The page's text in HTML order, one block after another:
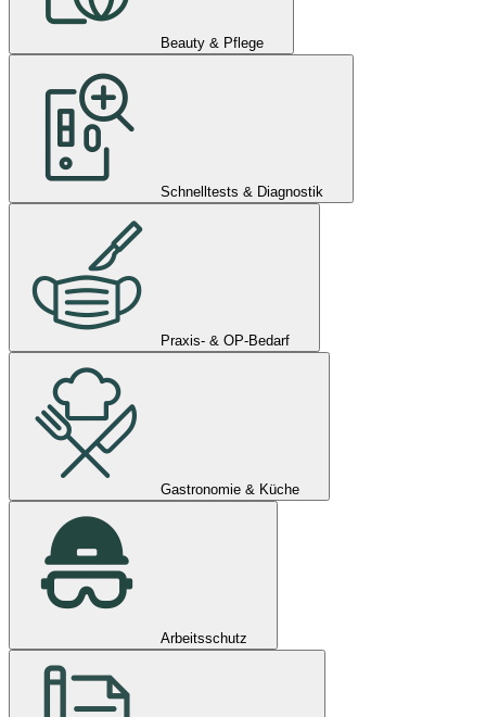
Beauty & Pflege
Schnelltests & Diagnostik
Praxis- & OP-Bedarf
Gastronomie & Küche
Arbeitsschutz